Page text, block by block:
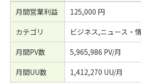
月間営業利益
125,000 円
カテゴリ
ビジネス,ニュース・
月間PV数
5,965,986 PV/月
月間UU数
1,412,270 UU/月